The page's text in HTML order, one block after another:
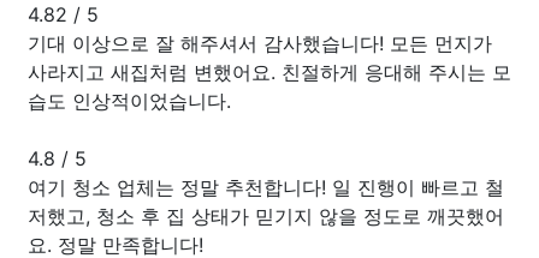
4.82 / 5
기대 이상으로 잘 해주셔서 감사했습니다! 모든 먼지가
사라지고 새집처럼 변했어요. 친절하게 응대해 주시는 모
습도 인상적이었습니다.
4.8 / 5
여기 청소 업체는 정말 추천합니다! 일 진행이 빠르고 철
저했고, 청소 후 집 상태가 믿기지 않을 정도로 깨끗했어
요. 정말 만족합니다!